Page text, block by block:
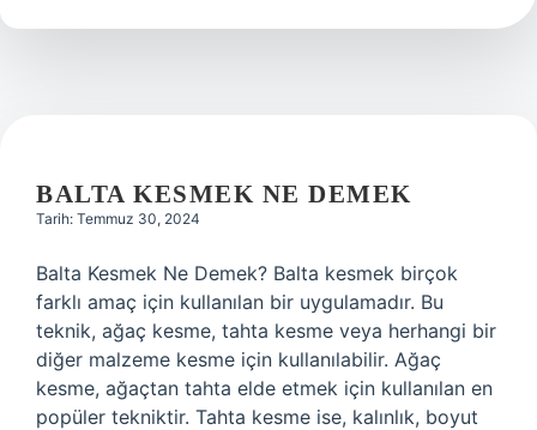
BALTA KESMEK NE DEMEK
Tarih: Temmuz 30, 2024
Balta Kesmek Ne Demek? Balta kesmek birçok
farklı amaç için kullanılan bir uygulamadır. Bu
teknik, ağaç kesme, tahta kesme veya herhangi bir
diğer malzeme kesme için kullanılabilir. Ağaç
kesme, ağaçtan tahta elde etmek için kullanılan en
popüler tekniktir. Tahta kesme ise, kalınlık, boyut